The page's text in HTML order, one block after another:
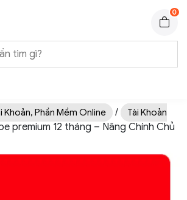
0
Khoản, Phần Mềm Online /
Tài Khoản
premium 12 tháng – Nâng Chính Chủ